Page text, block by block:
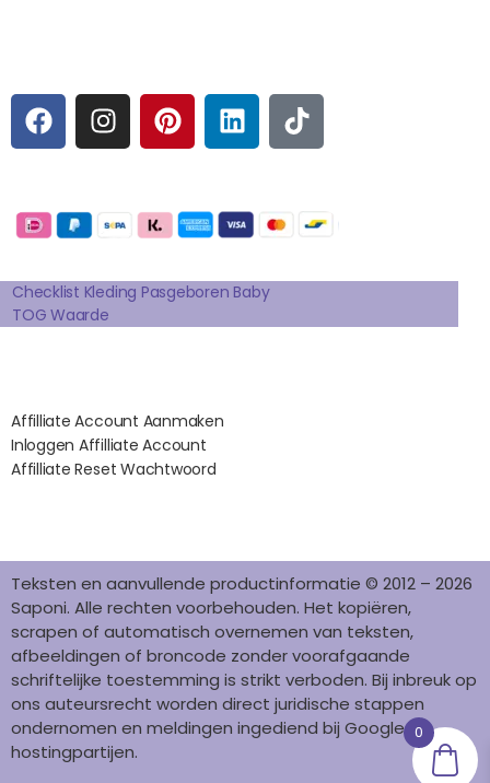
F
A
C
B
O
K
I
N
S
A
A
M
P
I
N
E
R
S
T
L
I
N
E
D
N
T
I
K
O
K
Checklist Kleding Pasgeboren Baby
TOG Waarde
Affilliate Account Aanmaken
Inloggen Affilliate Account
Affilliate Reset Wachtwoord
Teksten en aanvullende productinformatie © 2012 – 2026
Saponi. Alle rechten voorbehouden. Het kopiëren,
scrapen of automatisch overnemen van teksten,
afbeeldingen of broncode zonder voorafgaande
schriftelijke toestemming is strikt verboden. Bij inbreuk op
ons auteursrecht worden direct juridische stappen
ondernomen en meldingen ingediend bij Google en
hostingpartijen.
0